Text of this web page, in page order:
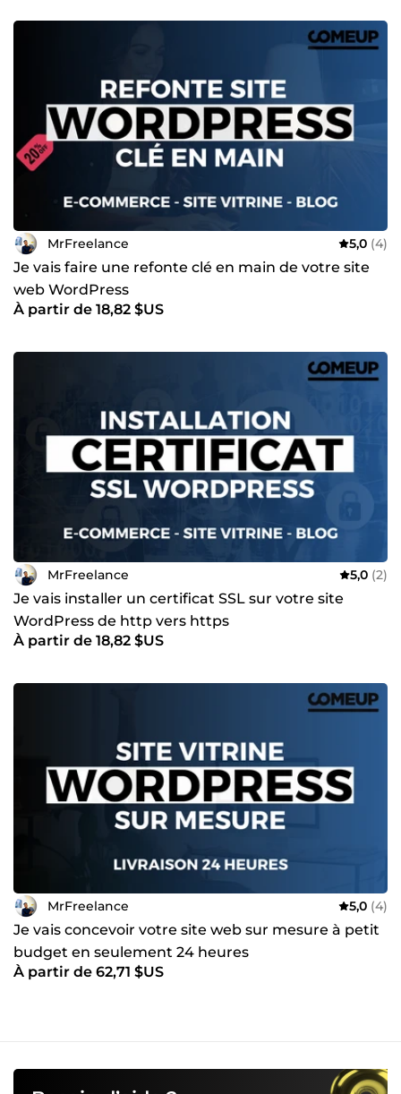
discuter de vos besoins et obtenir un devis gratuit. Je suis
performant et qui vous ressemble ! Pourquoi me choisir ?
✅ Expertise et professionnalisme ✅ Travail rigoureux et de
qualité ✅ Respect des délais et du budget ✅
Communication claire et réactive ✅ Satisfaction client
garantie Contactez-moi dès aujourd'hui pour donner vie à
votre projet web ! Patrick, votre développeur web de
MrFreelance 5,0 (4)
Je vais faire une refonte clé en main de votre site
web WordPress
À partir de 18,82 $US
MrFreelance 5,0 (2)
Je vais installer un certificat SSL sur votre site
WordPress de http vers https
À partir de 18,82 $US
MrFreelance 5,0 (4)
Je vais concevoir votre site web sur mesure à petit
budget en seulement 24 heures
À partir de 62,71 $US